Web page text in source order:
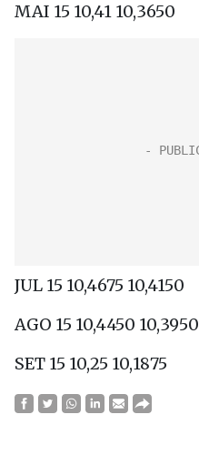
MAI 15 10,41 10,3650
JUL 15 10,4675 10,4150
AGO 15 10,4450 10,3950
SET 15 10,25 10,1875